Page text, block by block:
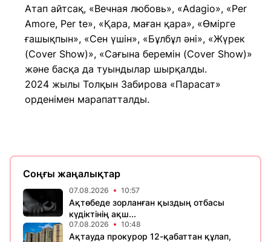
Атап айтсақ, «Вечная любовь», «Adagio», «Per
Amore, Per te», «Қара, маған қара», «Өмірге
ғашықпын», «Сен үшін», «Бұлбұл әні», «Жүрек
(Cover Show)», «Сағына беремін (Cover Show)»
және басқа да туындылар шырқалды.
2024 жылы Толқын Забирова «Парасат»
орденімен марапатталды.
Соңғы жаңалықтар
07.08.2026 10:57
Ақтөбеде зорланған қыздың отбасы
күдіктінің ақш...
07.08.2026 10:48
Ақтауда прокурор 12-қабаттан құлап,